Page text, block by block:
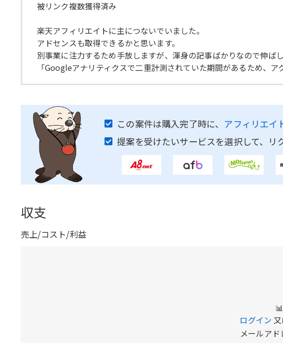
被リンク複数獲得済み
楽天アフィリエイトに主につないでいました。
アドセンスも取得できるかと思います。
別事業に注力するため手放しますが、渾身の記事ばかりなので伸ば
「Googleアナリティクスで二重計測されていた期間があるため、ア
この案件は購入完了時に、 アフィリエイ
提案を受けたいサービスを選択して、リ
収支
売上/コスト/利益
ログイン
メールアド